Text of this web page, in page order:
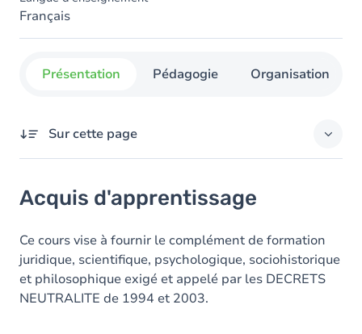
Français
Présentation Pédagogie Organisation
Sur cette page
Objectifs
Contenu
Table des matières
Acquis d'apprentissage
Ce cours vise à fournir le complément de formation
juridique, scientifique, psychologique, sociohistorique
et philosophique exigé et appelé par les DECRETS
NEUTRALITE de 1994 et 2003.